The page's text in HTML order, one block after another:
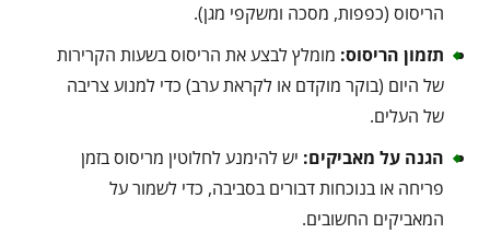
הריסוס (כפפות, מסכה ומשקפי מגן).
תזמון הריסוס: מומלץ לבצע את הריסוס בשעות הקרירות
של היום (בוקר מוקדם או לקראת ערב) כדי למנוע צריבה
של העלים.
הגנה על מאביקים: יש להימנע לחלוטין מריסוס בזמן
פריחה או בנוכחות דבורים בסביבה, כדי לשמור על
המאביקים החשובים.